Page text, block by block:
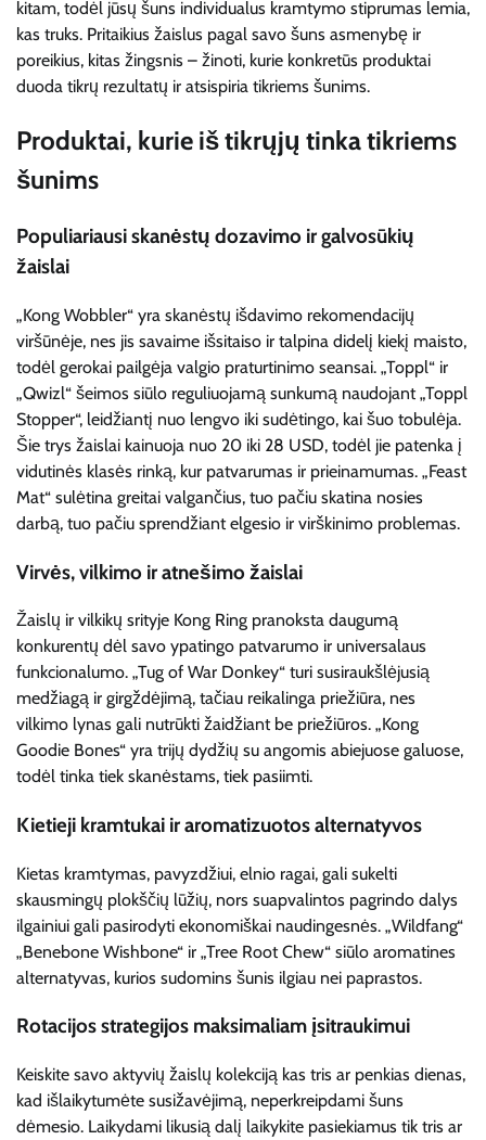
kitam, todėl jūsų šuns individualus kramtymo stiprumas lemia,
kas truks. Pritaikius žaislus pagal savo šuns asmenybę ir
poreikius, kitas žingsnis – žinoti, kurie konkretūs produktai
duoda tikrų rezultatų ir atsispiria tikriems šunims.
Produktai, kurie iš tikrųjų tinka tikriems
šunims
Populiariausi skanėstų dozavimo ir galvosūkių
žaislai
„Kong Wobbler“ yra skanėstų išdavimo rekomendacijų
viršūnėje, nes jis savaime išsitaiso ir talpina didelį kiekį maisto,
todėl gerokai pailgėja valgio praturtinimo seansai. „Toppl“ ir
„Qwizl“ šeimos siūlo reguliuojamą sunkumą naudojant „Toppl
Stopper“, leidžiantį nuo lengvo iki sudėtingo, kai šuo tobulėja.
Šie trys žaislai kainuoja nuo 20 iki 28 USD, todėl jie patenka į
vidutinės klasės rinką, kur patvarumas ir prieinamumas. „Feast
Mat“ sulėtina greitai valgančius, tuo pačiu skatina nosies
darbą, tuo pačiu sprendžiant elgesio ir virškinimo problemas.
Virvės, vilkimo ir atnešimo žaislai
Žaislų ir vilkikų srityje Kong Ring pranoksta daugumą
konkurentų dėl savo ypatingo patvarumo ir universalaus
funkcionalumo. „Tug of War Donkey“ turi susiraukšlėjusią
medžiagą ir girgždėjimą, tačiau reikalinga priežiūra, nes
vilkimo lynas gali nutrūkti žaidžiant be priežiūros. „Kong
Goodie Bones“ yra trijų dydžių su angomis abiejuose galuose,
todėl tinka tiek skanėstams, tiek pasiimti.
Kietieji kramtukai ir aromatizuotos alternatyvos
Kietas kramtymas, pavyzdžiui, elnio ragai, gali sukelti
skausmingų plokščių lūžių, nors suapvalintos pagrindo dalys
ilgainiui gali pasirodyti ekonomiškai naudingesnės. „Wildfang“
„Benebone Wishbone“ ir „Tree Root Chew“ siūlo aromatines
alternatyvas, kurios sudomins šunis ilgiau nei paprastos.
Rotacijos strategijos maksimaliam įsitraukimui
Keiskite savo aktyvių žaislų kolekciją kas tris ar penkias dienas,
kad išlaikytumėte susižavėjimą, neperkreipdami šuns
dėmesio. Laikydami likusią dalį laikykite pasiekiamus tik tris ar